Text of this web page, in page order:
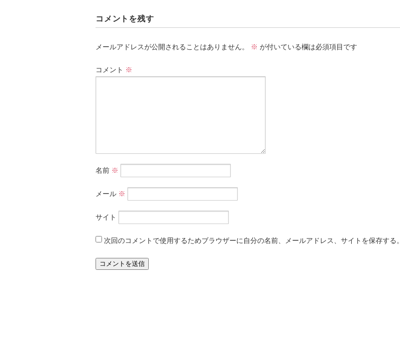
コメントを残す
メールアドレスが公開されることはありません。 ※ が付いている欄は必須項目です
コメント ※
名前 ※
メール ※
サイト
次回のコメントで使用するためブラウザーに自分の名前、メールアドレス、サイトを保存する。